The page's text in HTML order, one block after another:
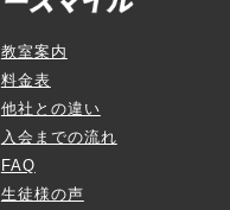
教室案内
料金表
他社との違い
入会までの流れ
FAQ
生徒様の声